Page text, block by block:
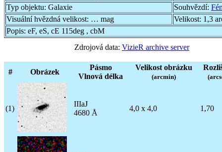
Typ objektu: Galaxie Souhvězdí:
Visuální hvězdná velikost: … mag Velikost: 1,3
Popis: eF, eS, cE 115deg , cbM
Zdrojová data: VizieR archive server
# Obrázek
Pásmo
Vlnová délka
Velikost obrázku
(arcmin)
(1)
IIIaJ
4680 Å
4,0 x 4,0 1,70